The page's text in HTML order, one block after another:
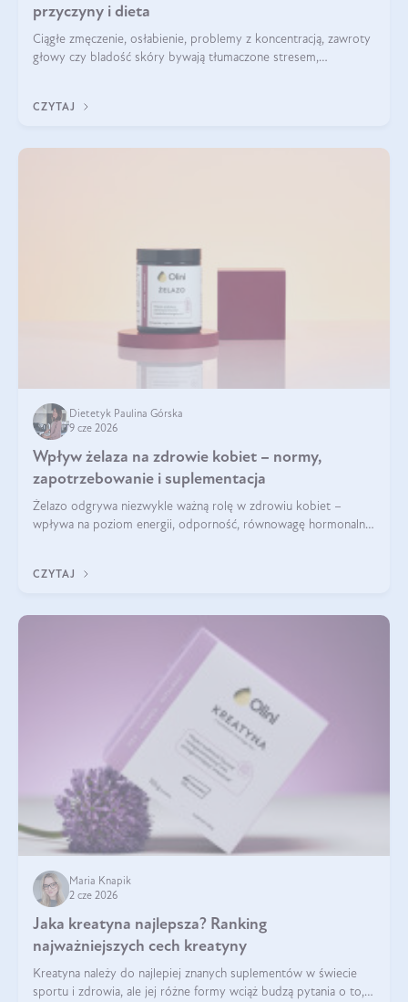
przyczyny i dieta
Ciągłe zmęczenie, osłabienie, problemy z koncentracją, zawroty
głowy czy bladość skóry bywają tłumaczone stresem,
CZYTAJ
Dietetyk Paulina Górska
9 cze 2026
Wpływ żelaza na zdrowie kobiet – normy,
zapotrzebowanie i suplementacja
Żelazo odgrywa niezwykle ważną rolę w zdrowiu kobiet –
wpływa na poziom energii, odporność, równowagę hormonalną
zawrotów głowy czy problemów z
CZYTAJ
Maria Knapik
2 cze 2026
Jaka kreatyna najlepsza? Ranking
najważniejszych cech kreatyny
Kreatyna należy do najlepiej znanych suplementów w świecie
sportu i zdrowia, ale jej różne formy wciąż budzą pytania o to,